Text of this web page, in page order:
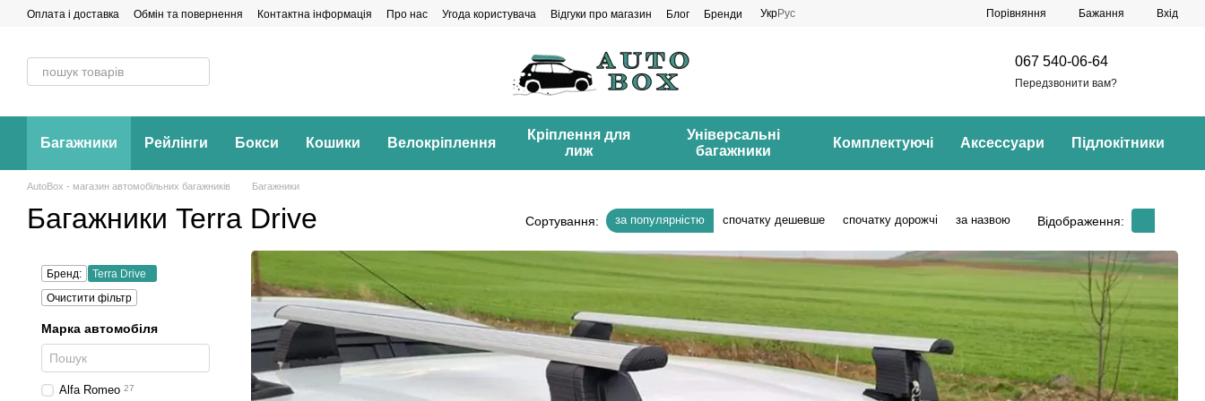
Перейти до основного контенту
Оплата і доставка Обмін та повернення Контактна інформація Про нас Угода користувача Відгуки про магазин Блог Бренди УкрРус Порівняння Бажання Вхід
067 540-06-64
Передзвонити вам?
Багажники Рейлінги Бокси Кошики Велокріплення
Кріплення для
лиж
Універсальні
багажники
Комплектуючі Аксессуари Підлокітники
AutoBox - магазин автомобільних багажників Багажники
Багажники Terra Drive Сортування: за популярністю спочатку дешевше спочатку дорожчі за назвою Відображення:
Бренд:
Terra Drive
Очистити фільтр
Марка автомобіля
Alfa Romeo 27